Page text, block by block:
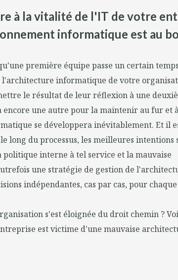
à la vitalité de l'IT de votre
informatique est au
première équipe passe un certain
informatique de votre
le résultat de leur réflexion à une
une autre pour la maintenir au fur et
se développera inévitablement. Et il
long du processus, les meilleures intentions
interne à tel service et la mauvaise
une stratégie de gestion de
indépendantes, cas par cas, pour chaque
s'est éloignée du droit chemin ?
est victime d'une mauvaise